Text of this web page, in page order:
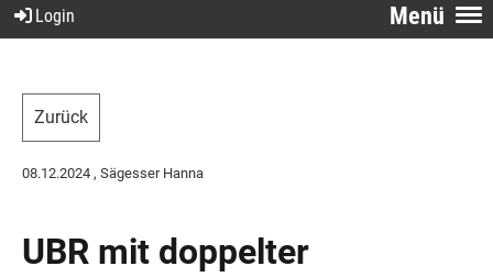
Menü
Login
Zurück
08.12.2024 , Sägesser Hanna
UBR mit doppelter